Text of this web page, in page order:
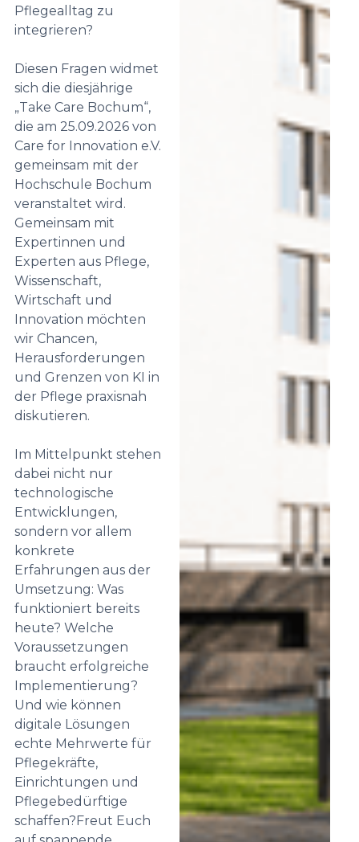
Pflegealltag zu
integrieren?
Diesen Fragen widmet
sich die diesjährige
„Take Care Bochum“,
die am 25.09.2026 von
Care for Innovation e.V.
gemeinsam mit der
Hochschule Bochum
veranstaltet wird.
Gemeinsam mit
Expertinnen und
Experten aus Pflege,
Wissenschaft,
Wirtschaft und
Innovation möchten
wir Chancen,
Herausforderungen
und Grenzen von KI in
der Pflege praxisnah
diskutieren.
Im Mittelpunkt stehen
dabei nicht nur
technologische
Entwicklungen,
sondern vor allem
konkrete
Erfahrungen aus der
Umsetzung: Was
funktioniert bereits
heute? Welche
Voraussetzungen
braucht erfolgreiche
Implementierung?
Und wie können
digitale Lösungen
echte Mehrwerte für
Pflegekräfte,
Einrichtungen und
Pflegebedürftige
schaffen?Freut Euch